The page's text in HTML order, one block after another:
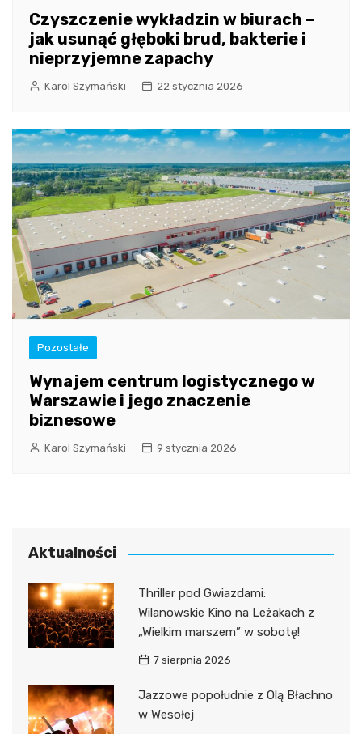
Czyszczenie wykładzin w biurach –
jak usunąć głęboki brud, bakterie i
nieprzyjemne zapachy
Karol Szymański 22 stycznia 2026
Pozostałe
Wynajem centrum logistycznego w
Warszawie i jego znaczenie
biznesowe
Karol Szymański 9 stycznia 2026
Aktualności
Thriller pod Gwiazdami:
Wilanowskie Kino na Leżakach z
„Wielkim marszem” w sobotę!
7 sierpnia 2026
Jazzowe popołudnie z Olą Błachno
w Wesołej